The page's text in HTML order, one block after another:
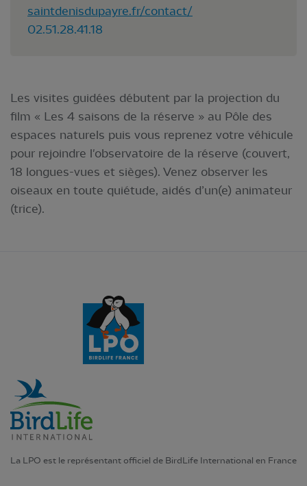
saintdenisdupayre.fr/contact/
02.51.28.41.18
Les visites guidées débutent par la projection du
film « Les 4 saisons de la réserve » au Pôle des
espaces naturels puis vous reprenez votre véhicule
pour rejoindre l'observatoire de la réserve (couvert,
18 longues-vues et sièges). Venez observer les
oiseaux en toute quiétude, aidés d’un(e) animateur
(trice).
La LPO est le représentant officiel de BirdLife International en France